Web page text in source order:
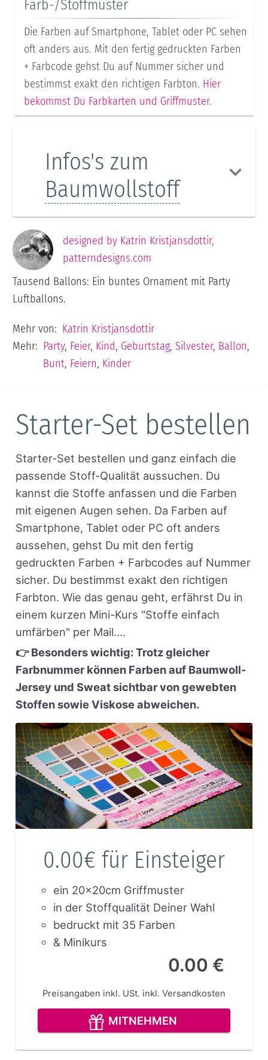
Farb-/Stoffmuster
Die Farben auf Smartphone, Tablet oder PC sehen
oft anders aus. Mit den fertig gedruckten Farben
+ Farbcode gehst Du auf Nummer sicher und
bestimmst exakt den richtigen Farbton. Hier
bekommst Du Farbkarten und Griffmuster.
Infos's zum
Baumwollstoff
designed by Katrin Kristjansdottir,
patterndesigns.com
Tausend Ballons: Ein buntes Ornament mit Party
Luftballons.
Mehr von: Katrin Kristjansdottir
Mehr: Party, Feier, Kind, Geburtstag,Silvester, Ballon,
Bunt, Feiern, Kinder
Starter-Set bestellen
Starter-Set bestellen und ganz einfach die
passende Stoff-Qualität aussuchen. Du
kannst die Stoffe anfassen und die Farben
mit eigenen Augen sehen. Da Farben auf
Smartphone, Tablet oder PC oft anders
aussehen, gehst Du mit den fertig
gedruckten Farben + Farbcodes auf Nummer
sicher. Du bestimmst exakt den richtigen
Farbton. Wie das genau geht, erfährst Du in
einem kurzen Mini-Kurs "Stoffe einfach
umfärben" per Mail....
👉 Besonders wichtig: Trotz gleicher
Farbnummer können Farben auf Baumwoll-
Jersey und Sweat sichtbar von gewebten
Stoffen sowie Viskose abweichen.
0.00€ für Einsteiger
ein 20x20cm Griffmuster
in der Stoffqualität Deiner Wahl
bedruckt mit 35 Farben
& Minikurs
0.00 €
Preisangaben inkl. USt. inkl. Versandkosten
MITNEHMEN